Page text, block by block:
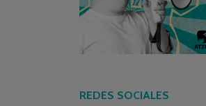
REDES SOCIALES